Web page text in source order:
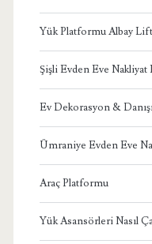
Yük Platformu Albay Lift
Şişli Evden Eve Nakliyat
Ev Dekorasyon &
Ümraniye Evden Eve
Araç Platformu
Yük Asansörleri Nasıl